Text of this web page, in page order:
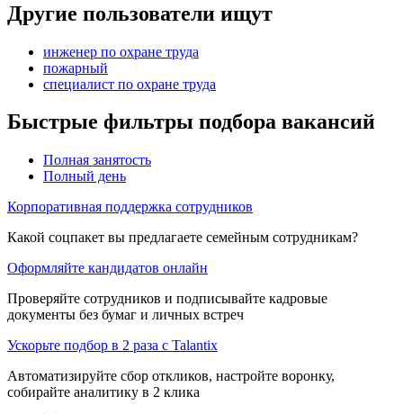
Другие пользователи ищут
инженер по охране труда
пожарный
специалист по охране труда
Быстрые фильтры подбора вакансий
Полная занятость
Полный день
Корпоративная поддержка сотрудников
Какой соцпакет вы предлагаете семейным сотрудникам?
Оформляйте кандидатов онлайн
Проверяйте сотрудников и подписывайте кадровые
документы без бумаг и личных встреч
Ускорьте подбор в 2 раза с Talantix
Автоматизируйте сбор откликов, настройте воронку,
собирайте аналитику в 2 клика